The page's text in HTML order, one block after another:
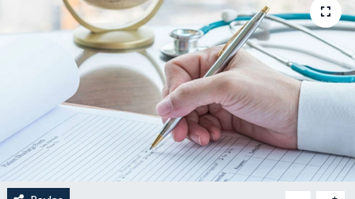
Bi̇li̇m & Teknoloji̇
Dünya
Eği̇ti̇m